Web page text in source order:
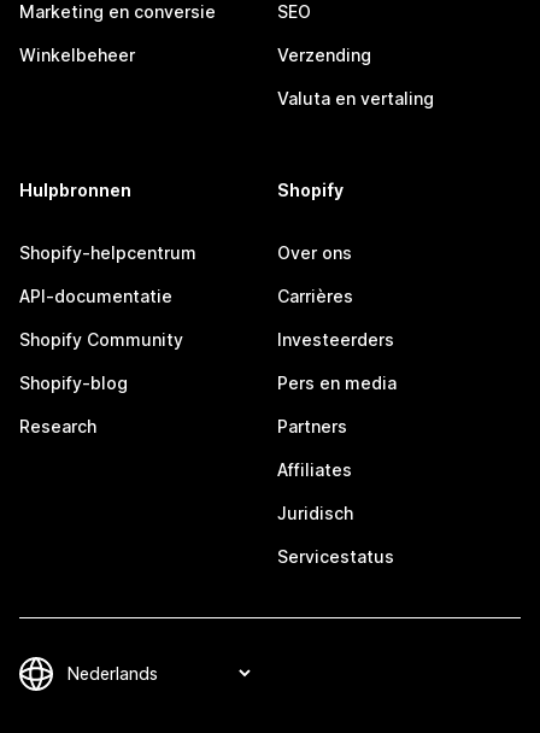
Marketing en conversie
Winkelbeheer
SEO
Verzending
Valuta en vertaling
Hulpbronnen
Shopify-helpcentrum
API-documentatie
Shopify Community
Shopify-blog
Research
Shopify
Over ons
Carrières
Investeerders
Pers en media
Partners
Affiliates
Juridisch
Servicestatus